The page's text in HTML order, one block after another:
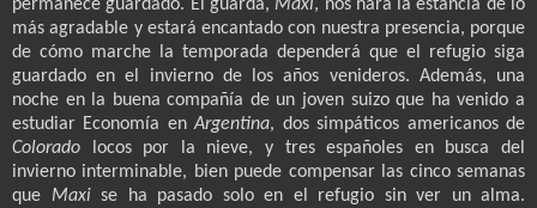
permanece guardado. El guarda, Maxi, nos hará la estancia de lo
más agradable y estará encantado con nuestra presencia, porque
de cómo marche la temporada dependerá que el refugio siga
guardado en el invierno de los años venideros. Además, una
noche en la buena compañía de un joven suizo que ha venido a
estudiar Economía enArgentina, dos simpáticos americanos de
Colorado
locos por la nieve, y tres españoles en busca del
invierno interminable, bien puede compensar las cinco semanas
que Maxi se ha pasado solo en el refugio sin ver un alma.